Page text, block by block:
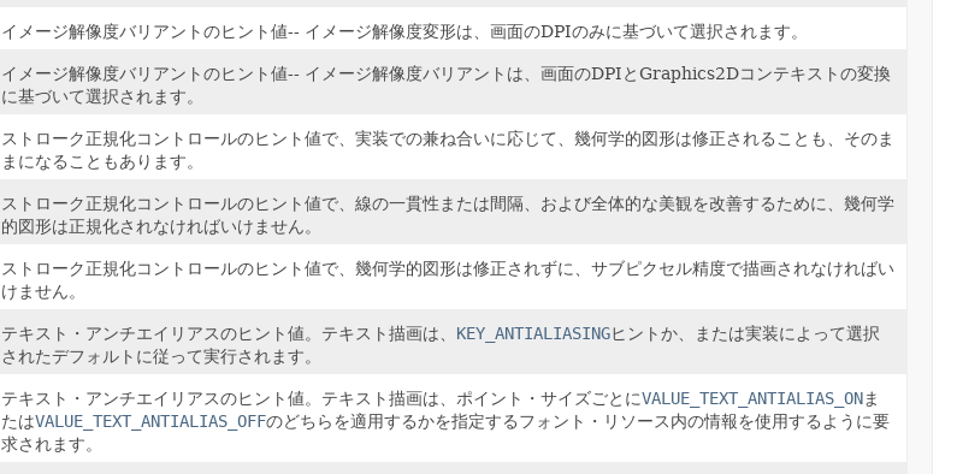
イメージ解像度バリアントのヒント値-- イメージ解像度変形は、画面のDPIのみに基づいて選択されます。
イメージ解像度バリアントのヒント値-- イメージ解像度バリアントは、画面のDPIとGraphics2Dコンテキストの変換
に基づいて選択されます。
ストローク正規化コントロールのヒント値で、実装での兼ね合いに応じて、幾何学的図形は修正されることも、そのま
まになることもあります。
ストローク正規化コントロールのヒント値で、線の一貫性または間隔、および全体的な美観を改善するために、幾何学
的図形は正規化されなければいけません。
ストローク正規化コントロールのヒント値で、幾何学的図形は修正されずに、サブピクセル精度で描画されなければい
けません。
テキスト・アンチエイリアスのヒント値。テキスト描画は、 KEY_ANTIALIASINGヒントか、または実装によって選択
されたデフォルトに従って実行されます。
テキスト・アンチエイリアスのヒント値。テキスト描画は、ポイント・サイズごとにVALUE_TEXT_ANTIALIAS_ONま
たはVALUE_TEXT_ANTIALIAS_OFFのどちらを適用するかを指定するフォント・リソース内の情報を使用するように要
求されます。